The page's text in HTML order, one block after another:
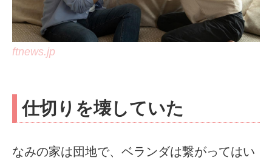
ftnews.jp
仕切りを壊していた
なみの家は団地で、ベランダは繋がってはい